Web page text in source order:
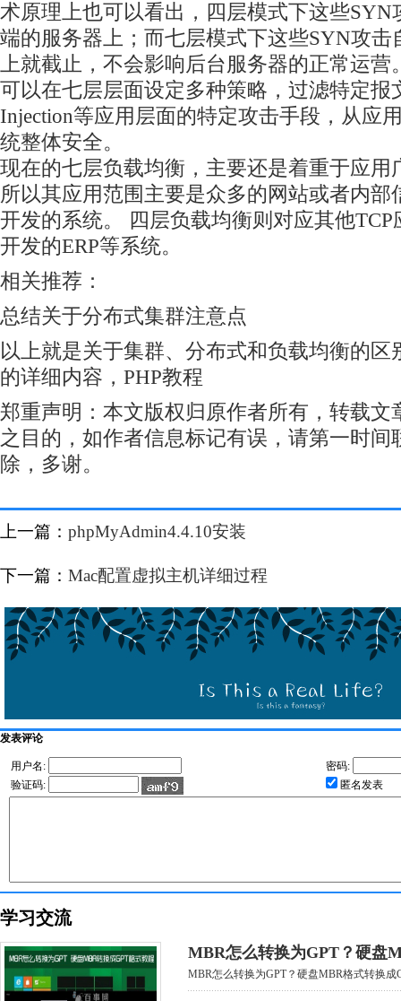
术原理上也可以看出，四层模式下这些SYN
端的服务器上；而七层模式下这些SYN攻击
上就截止，不会影响后台服务器的正常运营
可以在七层层面设定多种策略，过滤特定报
Injection等应用层面的特定攻击手段，从应
统整体安全。
现在的七层负载均衡，主要还是着重于应用
所以其应用范围主要是众多的网站或者内部
开发的系统。 四层负载均衡则对应其他TCP
开发的ERP等系统。
相关推荐：
总结关于分布式集群注意点
以上就是关于集群、分布式和负载均衡的区
的详细内容， PHP教程
郑重声明：本文版权归原作者所有，转载文
之目的，如作者信息标记有误，请第一时间
除，多谢。
上一篇： phpMyAdmin4.4.10安装
下一篇： Mac配置虚拟主机详细过程
发表评论
用户名:
密码:
验证码:
匿名发表
学习交流
MBR怎么转换为GPT？硬盘
MBR怎么转换为GPT？硬盘MBR格式转换成